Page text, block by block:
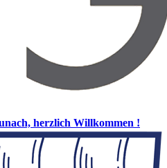
herzlich Willkommen !